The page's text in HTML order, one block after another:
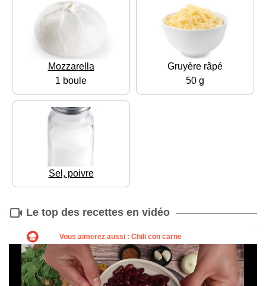
Mozzarella
1 boule
Gruyère râpé
50 g
Sel, poivre
Le top des recettes en vidéo